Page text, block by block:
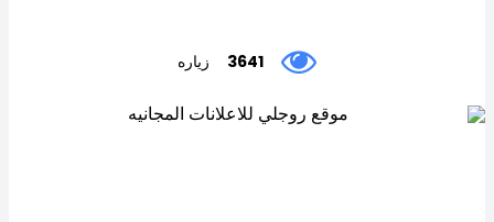
3641 زياره